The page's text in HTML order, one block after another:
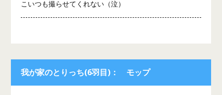
こいつも撮らせてくれない（泣）
我が家のとりっち(6羽目)： モップ